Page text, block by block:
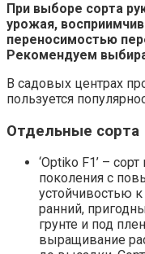
При выборе сорта
урожая,
переносимостью
Рекомендуем
В садовых центрах
пользуется
Отдельные сорта
‘Optiko F1’ –
поколения с
устойчивостью
ранний,
грунте и под
выращивание